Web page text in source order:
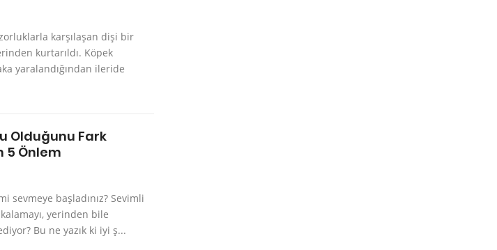
karşılaşan dişi bir
kurtarıldı. Köpek
yaralandığından ileride
Olduğunu Fark
5 Önlem
sevmeye başladınız? Sevimli
yerinden bile
Bu ne yazık ki iyi ş...